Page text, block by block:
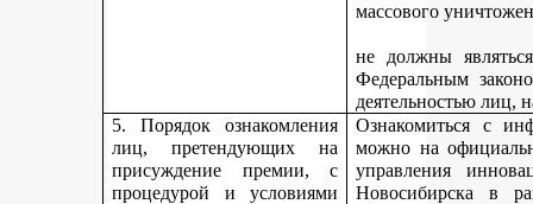
массового
не должны
Федеральным
деятельностью лиц,
5. Порядок ознакомления
лиц, претендующих на
присуждение премии, с
процедурой и условиями
Ознакомиться с
можно на
управления
Новосибирска в